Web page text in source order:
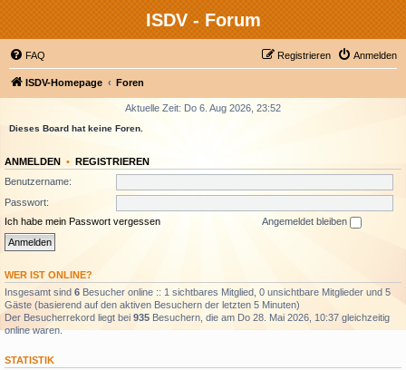
ISDV - Forum
FAQ Anmelden
Registrieren
ISDV-Homepage Foren
Aktuelle Zeit: Do 6. Aug 2026, 23:52
Dieses Board hat keine Foren.
ANMELDEN • REGISTRIEREN
Benutzername:
Passwort:
Ich habe mein Passwort vergessen
Angemeldet bleiben
WER IST ONLINE?
Insgesamt sind 6 Besucher online :: 1 sichtbares Mitglied, 0 unsichtbare Mitglieder und 5
Gäste (basierend auf den aktiven Besuchern der letzten 5 Minuten)
Der Besucherrekord liegt bei 935 Besuchern, die am Do 28. Mai 2026, 10:37 gleichzeitig
online waren.
STATISTIK